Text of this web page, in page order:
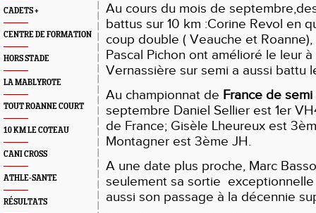
CADETS +
CENTRE DE FORMATION
HORS STADE
LA MABLYROTE
TOUT ROANNE COURT
10 KM LE COTEAU
CANI CROSS
ATHLE-SANTE
RÉSULTATS
Au cours du mois de
battus sur 10 km :Corine Revol en
coup double ( Veauche et
Pascal Pichon ont amélioré le leur
Vernassière sur semi a aussi battu
Au championnat de France de semi
septembre Daniel Sellier est 1er
de France; Gisèle Lheureux est
Montagner est 3ème JH.
A une date plus proche, Marc
seulement sa sortie
aussi son passage à la décennie